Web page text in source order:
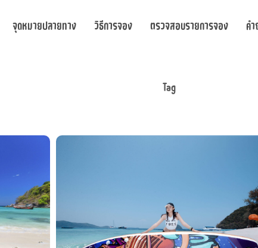
จุดหมายปลายทาง วิธีการจอง ตรวจสอบรายการจอง ค
Tag